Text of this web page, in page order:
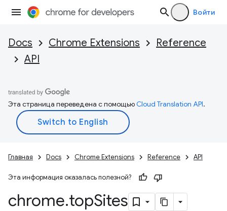
Войти
Docs Chrome Extensions
Reference
API
Эта страница переведена с помощьюCloud Translation API.
Главная Docs Chrome Extensions Reference API
Эта информация оказалась полезной?
chrome.topSites